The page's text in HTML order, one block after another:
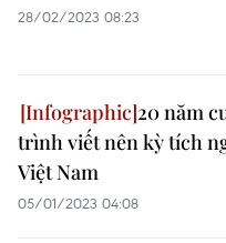
28/02/2023 08:23
20 năm
trình viết nên kỳ tích
Việt Nam
05/01/2023 04:08